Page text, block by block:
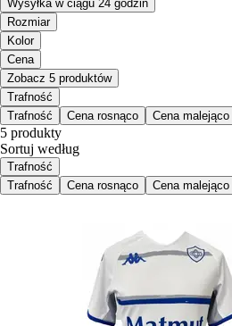
Wysyłka w ciągu 24 godzin
Rozmiar
Kolor
Cena
Zobacz 5 produktów
Trafność
Trafność
Cena rosnąco Cena malejąco
5 produkty
Sortuj według
Trafność
Trafność
Cena rosnąco Cena malejąco